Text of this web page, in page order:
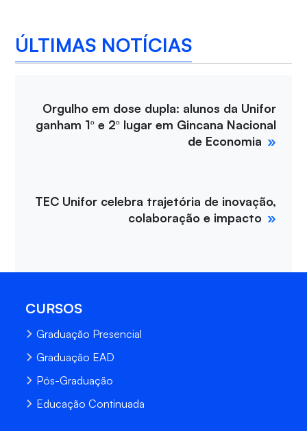
ÚLTIMAS NOTÍCIAS
Orgulho em dose dupla: alunos da Unifor
ganham 1º e 2º lugar em Gincana Nacional
de Economia
TEC Unifor celebra trajetória de inovação,
colaboração e impacto
CURSOS
Graduação Presencial
Graduação EAD
Pós-Graduação
Educação Continuada